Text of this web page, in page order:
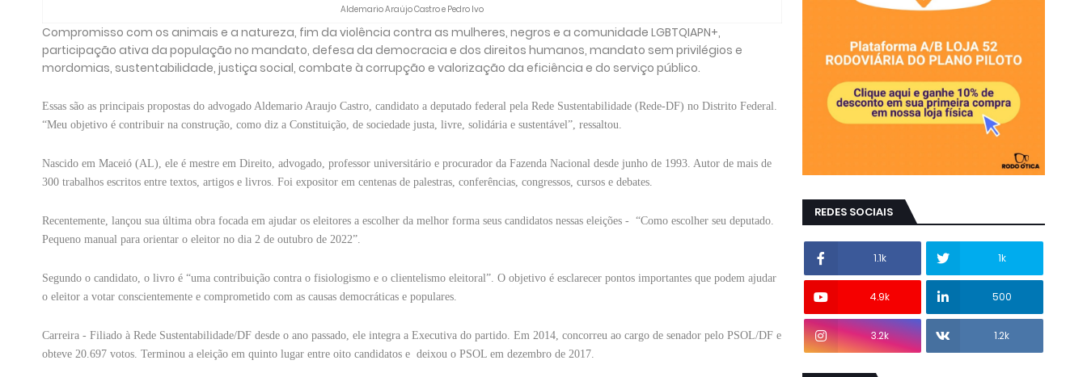
Aldemario Araújo Castro e Pedro Ivo
Compromisso com os animais e a natureza, fim da violência contra as mulheres, negros e a comunidade LGBTQIAPN+,
participação ativa da população no mandato, defesa da democracia e dos direitos humanos, mandato sem privilégios e
mordomias, sustentabilidade, justiça social, combate à corrupção e valorização da eficiência e do serviço público.
Essas são as principais propostas do advogado Aldemario Araujo Castro, candidato a deputado federal pela Rede Sustentabilidade (Rede-DF) no Distrito Federal.
“Meu objetivo é contribuir na construção, como diz a Constituição, de sociedade justa, livre, solidária e sustentável”, ressaltou.
Nascido em Maceió (AL), ele é mestre em Direito, advogado, professor universitário e procurador da Fazenda Nacional desde junho de 1993. Autor de mais de
300 trabalhos escritos entre textos, artigos e livros. Foi expositor em centenas de palestras, conferências, congressos, cursos e debates.
Recentemente, lançou sua última obra focada em ajudar os eleitores a escolher da melhor forma seus candidatos nessas eleições - “Como escolher seu deputado.
Pequeno manual para orientar o eleitor no dia 2 de outubro de 2022”.
Segundo o candidato, o livro é “uma contribuição contra o fisiologismo e o clientelismo eleitoral”. O objetivo é esclarecer pontos importantes que podem ajudar
o eleitor a votar conscientemente e comprometido com as causas democráticas e populares.
Carreira - Filiado à Rede Sustentabilidade/DF desde o ano passado, ele integra a Executiva do partido. Em 2014, concorreu ao cargo de senador pelo PSOL/DF e
obteve 20.697 votos. Terminou a eleição em quinto lugar entre oito candidatos e deixou o PSOL em dezembro de 2017.
REDES SOCIAIS
1.1k 1k
4.9k 500
3.2k 1.2k